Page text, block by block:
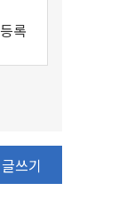
등록
글쓰기